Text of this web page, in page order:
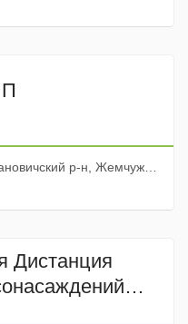
н, Жемчужный пос., ул. Лесная, 27
Дистанция
отделение